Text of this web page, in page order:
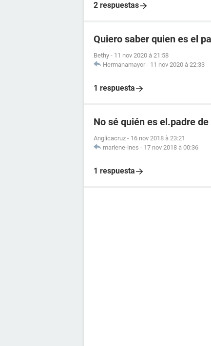
2 respuestas
Quiero saber quien es el
Bethy - 11 nov 2020 à 21:58
Hermanamayor - 11 nov 2020 à 22:33
1 respuesta
No sé quién es el.padre
Anglicacruz - 16 nov 2018 à 23:21
marlene-ines - 17 nov 2018 à 00:36
1 respuesta